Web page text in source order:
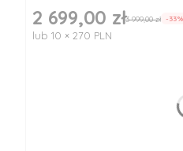
Cena promocyjna
2 699,00 zł3 999,00 zł -33%
lub 10 × 270 PLN